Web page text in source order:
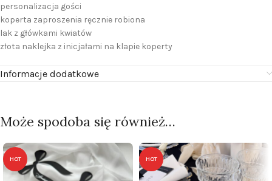
personalizacja gości
koperta zaproszenia ręcznie robiona
lak z główkami kwiatów
złota naklejka z inicjałami na klapie koperty
Informacje dodatkowe
Może spodoba się również…
HOT HOT